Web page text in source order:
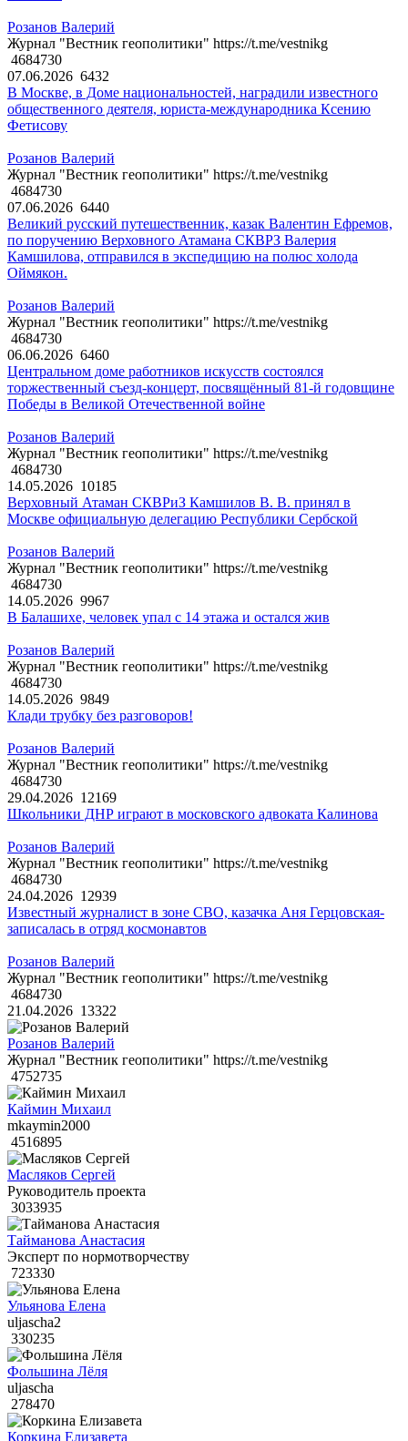
Розанов Валерий
Журнал "Вестник геополитики" https://t.me/vestnikg
4684730
07.06.2026 6432
В Москве, в Доме национальностей, наградили известного
общественного деятеля, юриста-международника Ксению
Фетисову
Розанов Валерий
Журнал "Вестник геополитики" https://t.me/vestnikg
4684730
07.06.2026 6440
Великий русский путешественник, казак Валентин Ефремов,
по поручению Верховного Атамана СКВРЗ Валерия
Камшилова, отправился в экспедицию на полюс холода
Оймякон.
Розанов Валерий
Журнал "Вестник геополитики" https://t.me/vestnikg
4684730
06.06.2026 6460
Центральном доме работников искусств состоялся
торжественный съезд-концерт, посвящённый 81-й годовщине
Победы в Великой Отечественной войне
Розанов Валерий
Журнал "Вестник геополитики" https://t.me/vestnikg
4684730
14.05.2026 10185
Верховный Атаман СКВРиЗ Камшилов В. В. принял в
Москве официальную делегацию Республики Сербской
Розанов Валерий
Журнал "Вестник геополитики" https://t.me/vestnikg
4684730
14.05.2026 9967
В Балашихе, человек упал с 14 этажа и остался жив
Розанов Валерий
Журнал "Вестник геополитики" https://t.me/vestnikg
4684730
14.05.2026 9849
Клади трубку без разговоров!
Розанов Валерий
Журнал "Вестник геополитики" https://t.me/vestnikg
4684730
29.04.2026 12169
Школьники ДНР играют в московского адвоката Калинова
Розанов Валерий
Журнал "Вестник геополитики" https://t.me/vestnikg
4684730
24.04.2026 12939
Известный журналист в зоне СВО, казачка Аня Герцовская-
записалась в отряд космонавтов
Розанов Валерий
Журнал "Вестник геополитики" https://t.me/vestnikg
4684730
21.04.2026 13322
Розанов Валерий
Журнал "Вестник геополитики" https://t.me/vestnikg
4752735
Каймин Михаил
mkaymin2000
4516895
Масляков Сергей
Руководитель проекта
3033935
Тайманова Анастасия
Эксперт по нормотворчеству
723330
Ульянова Елена
uljascha2
330235
Фольшина Лёля
uljascha
278470
Коркина Елизавета